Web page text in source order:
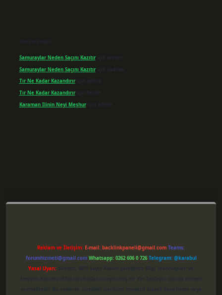
Son yorumlar
Samuraylar Neden Saçını Kazıtıriçin admin
Samuraylar Neden Saçını Kazıtıriçin Fadime
Tır Ne Kadar Kazandırıriçin admin
Tır Ne Kadar Kazandırıriçin Sevim
Karaman Ilinin Neyi Meşhuriçin admin
Reklam ve İletişim: E-mail: backlinkpaneli@gmail.com Teams:
forumhizmeti@gmail.com Whatsapp: 0262 606 0 726 Telegram: @karabul
Yasal Uyarı: